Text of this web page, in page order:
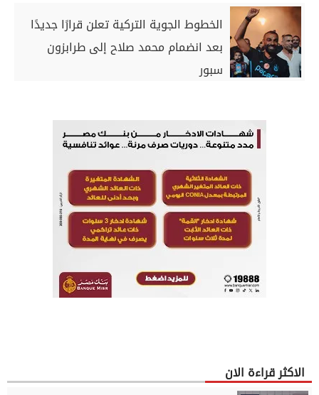
الخطوط الجوية التركية تعلن قرارًا جديدًا
بعد انضمام محمد صلاح إلى طرابزون
سبور
الاكثر قراءة الان